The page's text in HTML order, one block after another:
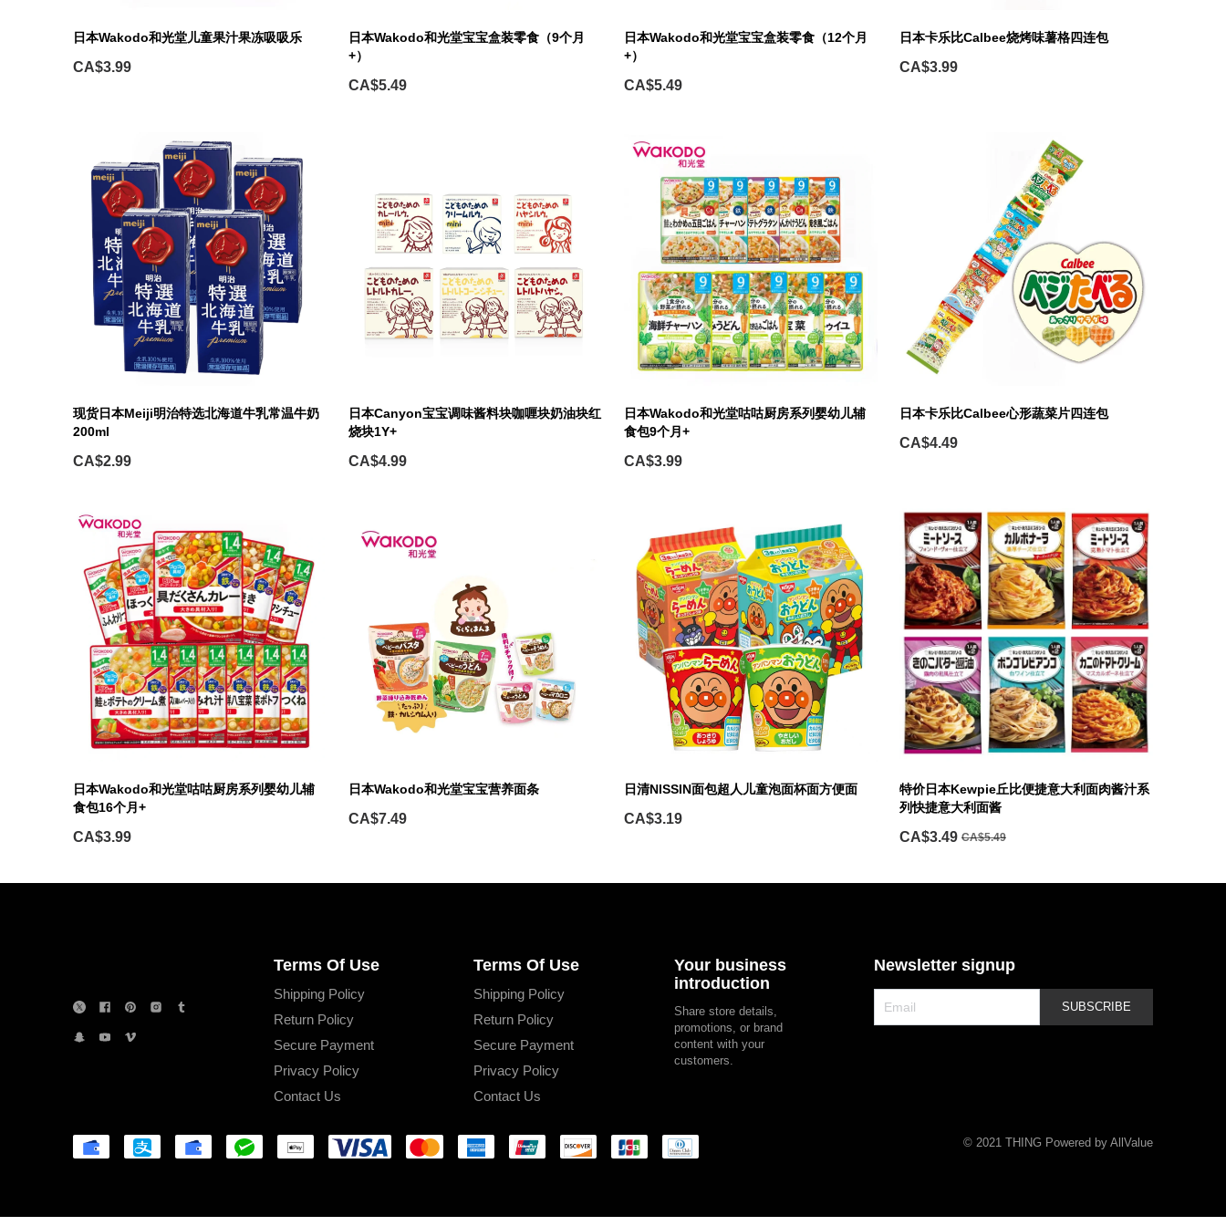
日本Wakodo和光堂儿童果汁果冻吸吸乐
CA$3.99
日本Wakodo和光堂宝宝盒装零食（9个月
+）
CA$5.49
日本Wakodo和光堂宝宝盒装零食（12个月
+）
CA$5.49
日本卡乐比Calbee烧烤味薯格四连包
CA$3.99
现货日本Meiji明治特选北海道牛乳常温牛奶
200ml
CA$2.99
日本Canyon宝宝调味酱料块咖喱块奶油块红
烧块1Y+
CA$4.99
日本Wakodo和光堂咕咕厨房系列婴幼儿辅
食包9个月+
CA$3.99
日本卡乐比Calbee心形蔬菜片四连包
CA$4.49
日本Wakodo和光堂咕咕厨房系列婴幼儿辅
食包16个月+
CA$3.99
日本Wakodo和光堂宝宝营养面条
CA$7.49
日清NISSIN面包超人儿童泡面杯面方便面
CA$3.19
特价日本Kewpie丘比便捷意大利面肉酱汁系
列快捷意大利面酱
CA$3.49 CA$5.49
Terms Of Use
Shipping Policy
Return Policy
Secure Payment
Privacy Policy
Contact Us
Terms Of Use
Shipping Policy
Return Policy
Secure Payment
Privacy Policy
Contact Us
Your business
introduction
Share store details,
promotions, or brand
content with your
customers.
Newsletter signup
SUBSCRIBE
© 2021 THING Powered by AllValue